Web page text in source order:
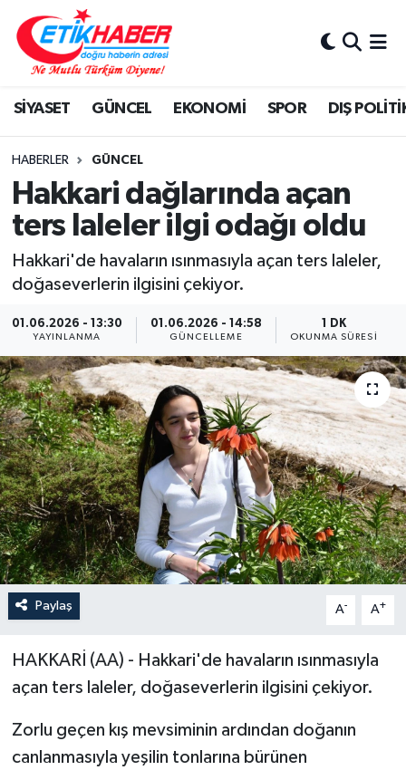
SİYASET GÜNCEL EKONOMİ SPOR DIŞ
HABERLER GÜNCEL
Hakkari dağlarında açan
ters laleler ilgi odağı oldu
Hakkari'de havaların ısınmasıyla açan ters laleler,
doğaseverlerin ilgisini çekiyor.
01.06.2026 - 13:30
YAYINLANMA
01.06.2026 - 14:58
GÜNCELLEME
1 DK
OKUNMA SÜRESI
Paylaş A- A+
HAKKARİ (AA) - Hakkari'de havaların ısınmasıyla
açan ters laleler, doğaseverlerin ilgisini çekiyor.
Zorlu geçen kış mevsiminin ardından doğanın
canlanmasıyla yeşilin tonlarına bürünen
BİLİM-TEKNOLOJİ
DIŞ POLİTİKA
DÜNYA
EĞİTİM GENÇLİK
EKONOMİ
KÜLTÜR-SANAT-MAGAZİN
MEDYA
ÖZEL HABER
RÖPORTAJLAR
SAĞLIK
SİYASET
GÜNCEL
SPOR
Yerel
Nöbetçi Eczaneler
Hava Durumu
İstanbul Namaz Vakitleri
Trafik Durumu
Süper Lig Puan Durumu ve Fikstür
Son Dakika Haberleri
Haber Arşivi